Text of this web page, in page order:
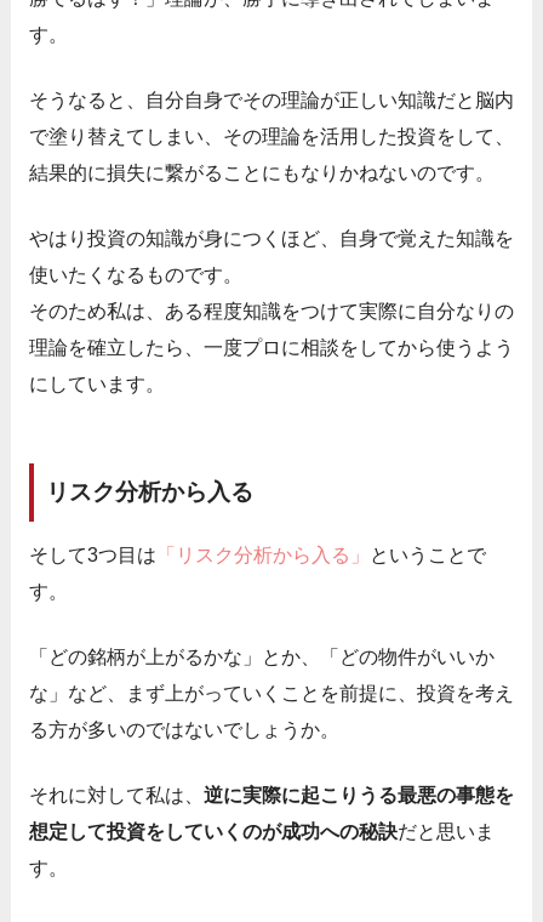
す。
そうなると、自分自身でその理論が正しい知識だと脳内
で塗り替えてしまい、その理論を活用した投資をして、
結果的に損失に繋がることにもなりかねないのです。
やはり投資の知識が身につくほど、自身で覚えた知識を
使いたくなるものです。
そのため私は、ある程度知識をつけて実際に自分なりの
理論を確立したら、一度プロに相談をしてから使うよう
にしています。
リスク分析から入る
そして3つ目は 「リスク分析から入る」
ということで
す。
「どの銘柄が上がるかな」とか、「どの物件がいいか
な」など、まず上がっていくことを前提に、投資を考え
る方が多いのではないでしょうか。
それに対して私は、 逆に実際に起こりうる最悪の事態を
想定して投資をしていくのが成功への秘訣だと思いま
す。